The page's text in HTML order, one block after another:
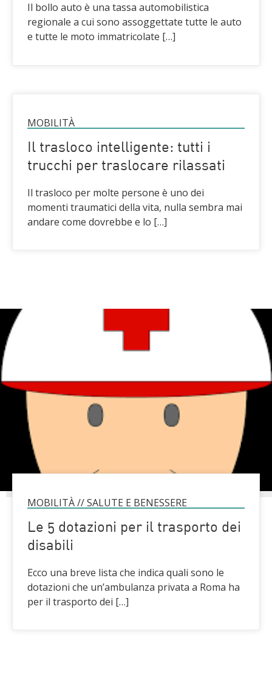
Il bollo auto è una tassa automobilistica
regionale a cui sono assoggettate tutte le auto
e tutte le moto immatricolate […]
MOBILITÀ
Il trasloco intelligente: tutti i
trucchi per traslocare rilassati
Il trasloco per molte persone è uno dei
momenti traumatici della vita, nulla sembra mai
andare come dovrebbe e lo […]
MOBILITÀ//SALUTE E BENESSERE
Le 5 dotazioni per il trasporto dei
disabili
Ecco una breve lista che indica quali sono le
dotazioni che un’ambulanza privata a Roma ha
per il trasporto dei […]